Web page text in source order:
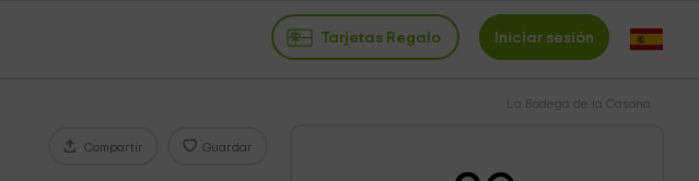
Tarjetas Regalo Iniciar sesión
La Bodega de la Casona
Compartir Guardar